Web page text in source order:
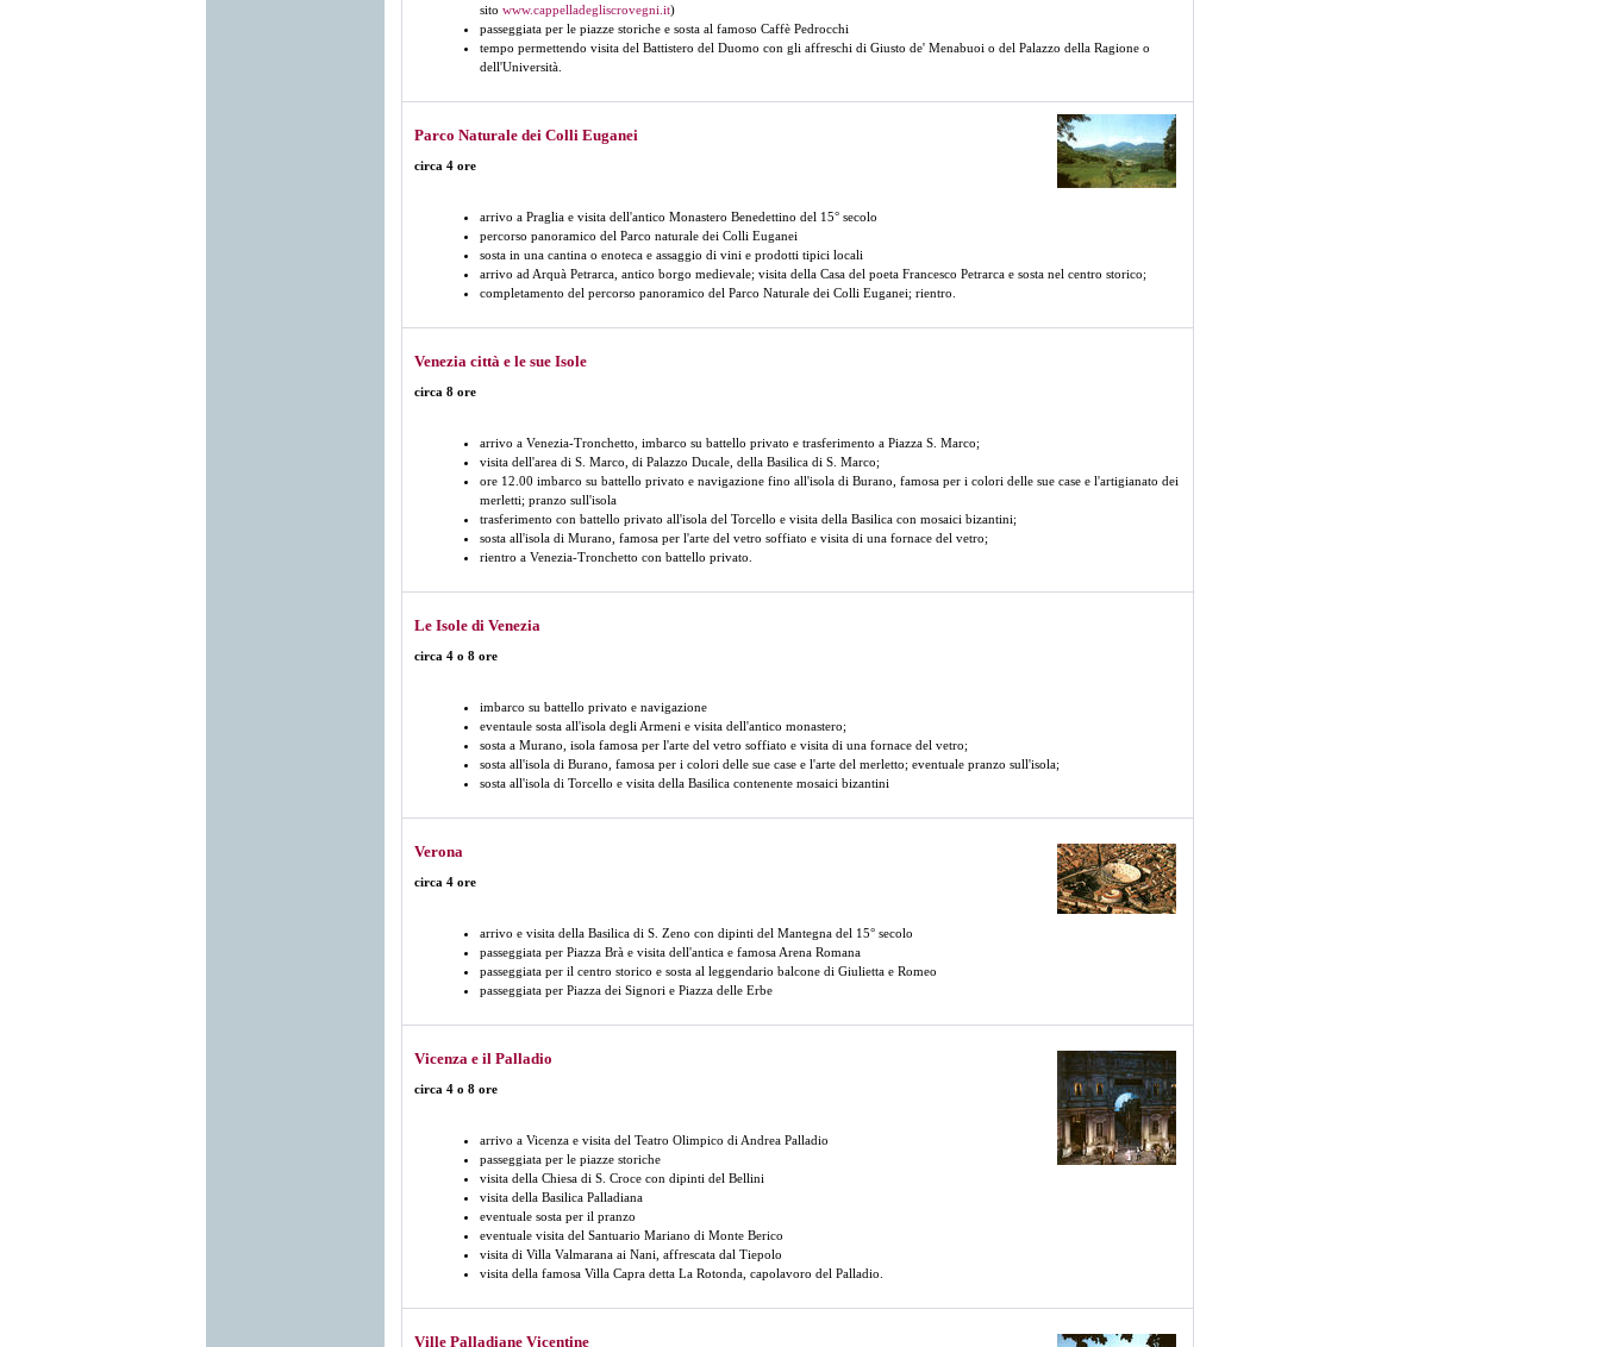
sito www.cappelladegliscrovegni.it)
passeggiata per le piazze storiche e sosta al famoso Caffè Pedrocchi
tempo permettendo visita del Battistero del Duomo con gli affreschi di Giusto de' Menabuoi o del Palazzo della Ragione o
dell'Università.
Parco Naturale dei Colli Euganei
circa 4 ore
arrivo a Praglia e visita dell'antico Monastero Benedettino del 15° secolo
percorso panoramico del Parco naturale dei Colli Euganei
sosta in una cantina o enoteca e assaggio di vini e prodotti tipici locali
arrivo ad Arquà Petrarca, antico borgo medievale; visita della Casa del poeta Francesco Petrarca e sosta nel centro storico;
completamento del percorso panoramico del Parco Naturale dei Colli Euganei; rientro.
Venezia città e le sue Isole
circa 8 ore
arrivo a Venezia-Tronchetto, imbarco su battello privato e trasferimento a Piazza S. Marco;
visita dell'area di S. Marco, di Palazzo Ducale, della Basilica di S. Marco;
ore 12.00 imbarco su battello privato e navigazione fino all'isola di Burano, famosa per i colori delle sue case e l'artigianato dei
merletti; pranzo sull'isola
trasferimento con battello privato all'isola del Torcello e visita della Basilica con mosaici bizantini;
sosta all'isola di Murano, famosa per l'arte del vetro soffiato e visita di una fornace del vetro;
rientro a Venezia-Tronchetto con battello privato.
Le Isole di Venezia
circa 4 o 8 ore
imbarco su battello privato e navigazione
eventaule sosta all'isola degli Armeni e visita dell'antico monastero;
sosta a Murano, isola famosa per l'arte del vetro soffiato e visita di una fornace del vetro;
sosta all'isola di Burano, famosa per i colori delle sue case e l'arte del merletto; eventuale pranzo sull'isola;
sosta all'isola di Torcello e visita della Basilica contenente mosaici bizantini
Verona
circa 4 ore
arrivo e visita della Basilica di S. Zeno con dipinti del Mantegna del 15° secolo
passeggiata per Piazza Brà e visita dell'antica e famosa Arena Romana
passeggiata per il centro storico e sosta al leggendario balcone di Giulietta e Romeo
passeggiata per Piazza dei Signori e Piazza delle Erbe
Vicenza e il Palladio
circa 4 o 8 ore
arrivo a Vicenza e visita del Teatro Olimpico di Andrea Palladio
passeggiata per le piazze storiche
visita della Chiesa di S. Croce con dipinti del Bellini
visita della Basilica Palladiana
eventuale sosta per il pranzo
eventuale visita del Santuario Mariano di Monte Berico
visita di Villa Valmarana ai Nani, affrescata dal Tiepolo
visita della famosa Villa Capra detta La Rotonda, capolavoro del Palladio.
Ville Palladiane Vicentine